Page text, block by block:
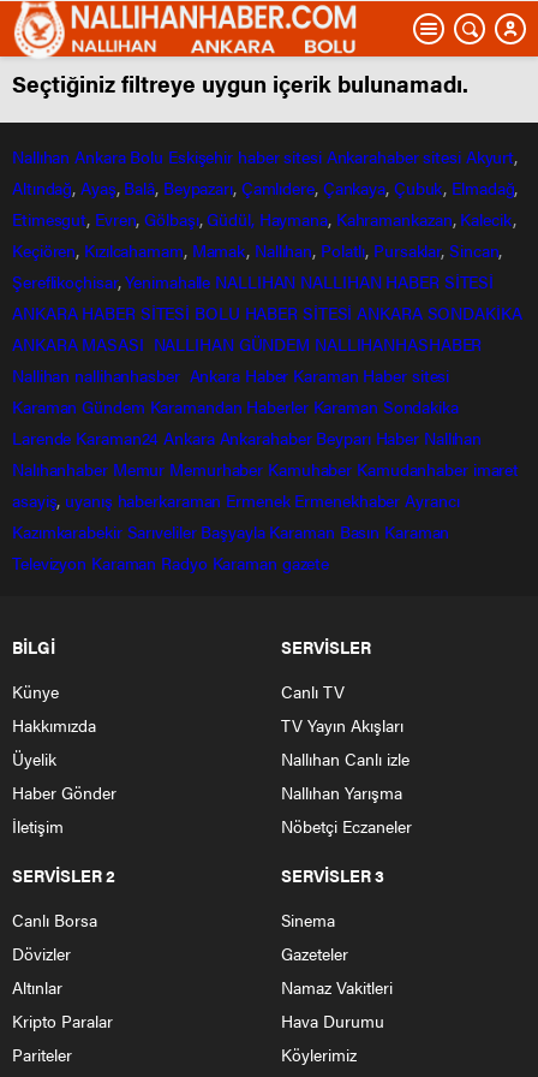
Seçtiğiniz filtreye uygun içerik bulunamadı.
Nallıhan Ankara Bolu Eskişehir haber sitesi Ankarahabersitesi Akyurt,
Altındağ,Ayaş, Balâ, Beypazarı, Çamlıdere, Çankaya, Çubuk, Elmadağ,
Etimesgut, Evren,Gölbaşı,Güdül, Haymana, Kahramankazan, Kalecik,
Keçiören, Kızılcahamam, Mamak, Nallıhan, Polatlı, Pursaklar,Sincan,
Şereflikoçhisar,Yenimahalle NALLIHAN NALLIHAN HABER SİTESİ
ANKARA HABER SİTESİ BOLU HABER SİTESİ ANKARA SONDAKİKA
ANKARA MASASI NALLIHAN GÜNDEM NALLIHANHASHABER
Nallihan nallihanhasber Ankara Haber Karaman Haber sitesi
Karaman Gündem Karamandan Haberler Karaman Sondakika
Larende Karaman24 Ankara Ankarahaber Beyparı Haber Nallıhan
Nalıhanhaber Memur Memurhaber Kamuhaber Kamudanhaber imaret
asayiş, uyanış haberkaraman Ermenek Ermenekhaber Ayrancı
Kazımkarabekir Sarıveliler Başyayla Karaman Basın Karaman
Televizyon Karaman Radyo Karaman gazete
BİLGİ
Künye
Hakkımızda
Üyelik
Haber Gönder
İletişim
SERVİSLER
Canlı TV
TV Yayın Akışları
Nallıhan Canlı izle
Nallıhan Yarışma
Nöbetçi Eczaneler
SERVİSLER 2
Canlı Borsa
Dövizler
Altınlar
Kripto Paralar
Pariteler
SERVİSLER 3
Sinema
Gazeteler
Namaz Vakitleri
Hava Durumu
Köylerimiz